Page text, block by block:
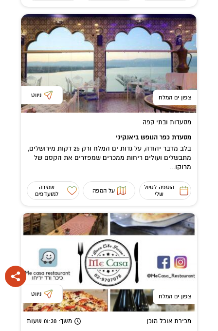
צפון ים המלח ניווט
מסעדות ובתי קפה
מסעדת כפר הנופש ביאנקיני
בלב מדבר יהודה, על גדות ים המלח ורק 25 דקות מירושלים,
מתבשלים ועולים ריחות ממכרים שמפזרים את הקסם של
מרוקו...
הוספה לטיול
שלי
על המפה
שמירה
למועדפים
צפון ים המלח ניווט
מכירת אוכל מוכן משך: 01:30 שעות